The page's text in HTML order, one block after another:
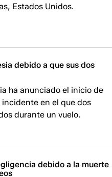
Estados Unidos.
debido a que sus dos
ha anunciado el inicio de
en el que dos
durante un vuelo.
debido a la muerte